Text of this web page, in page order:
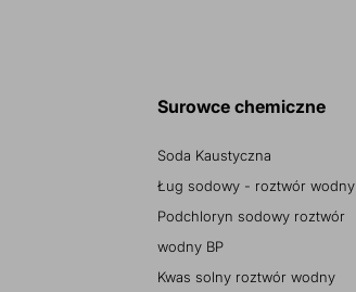
Surowce chemiczne
Soda Kaustyczna
Ług sodowy - roztwór wodny
Podchloryn sodowy roztwór
wodny BP
Kwas solny roztwór wodny